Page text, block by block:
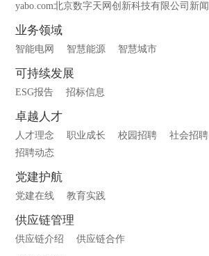
yabo.com北京数字天网创新科技有限公司新闻
业务领域
智能电网 智慧能源 智慧城市
可持续发展
ESG报告 招标信息
卓越人才
人才理念 职业成长 校园招聘 社会招聘
招聘动态
党建护航
党建在线 教育实践
供应链管理
供应链介绍 供应链合作